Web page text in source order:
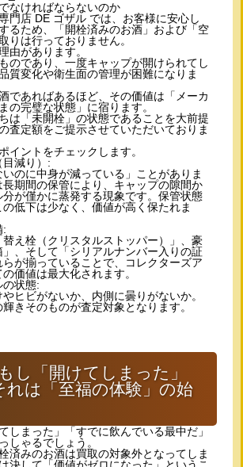
なければならないのか
門店 DE ゴザル では、お客様に安心し
るため、「開栓済みのお酒」および「空
りは行っておりません。
由があります。
のであり、一度キャップが開けられてし
質変化や衛生面の管理が困難になりま
であればあるほど、その価値は「メーカ
の完璧な状態」に宿ります。
は「未開栓」の状態であることを大前提
査定額をご提示させていただいておりま
イントをチェックします。
減り）:
いのに中身が減っている」ことがありま
期間の保管により、キャップの隙間か
分が僅かに蒸発する現象です。保管状態
低下は少なく、価値が高く保たれま
:
え栓（クリスタルストッパー）」、豪
、そして「シリアルナンバー入りの証
らが揃っていることで、コレクターズア
価値は最大化されます。
の状態:
ヒビがないか、内側に曇りがないか。
きそのものが査定対象となります。
し「開けてしまった」
れは「至福の体験」の始
しまった」「すでに飲んでいる最中だ」
しゃるでしょう。
済みのお酒は買取の対象外となってしま